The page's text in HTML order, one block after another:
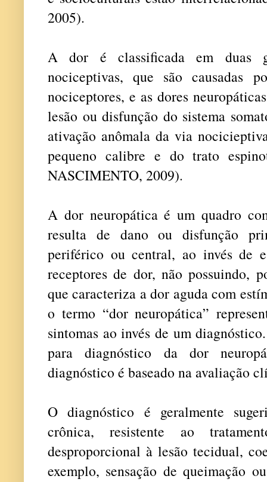
2005).
A dor é classificada em duas
nociceptivas, que são causadas
nociceptores, e as dores
lesão ou disfunção do sistema
ativação anômala da via
pequeno calibre e do trato
NASCIMENTO, 2009).
A dor neuropática é um quadro
resulta de dano ou disfunção
periférico ou central, ao invés de
receptores de dor, não possuindo,
que caracteriza a dor aguda com
o termo “dor neuropática”
sintomas ao invés de um
para diagnóstico da dor
diagnóstico é baseado na avaliação
O diagnóstico é geralmente
crônica, resistente ao
desproporcional à lesão tecidual,
exemplo, sensação de queimação